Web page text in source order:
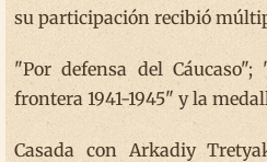
su participación recibió
"Por defensa del
frontera 1941-1945" y la
Casada con Arkadiy